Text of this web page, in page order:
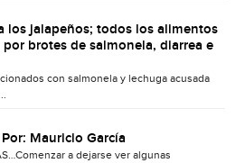
los jalapeños; todos los alimentos
brotes de salmonela, diarrea e
con salmonela y lechuga acusada
Por: Mauricio García
a dejarse ver algunas